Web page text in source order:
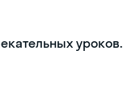
уроков.